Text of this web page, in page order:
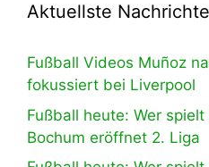
Aktuellste
Fußball Videos Muñoz
fokussiert bei Liverpool
Fußball heute: Wer
Bochum eröffnet 2. Liga